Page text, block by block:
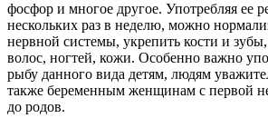
фосфор и многое другое. Употребляя ее
нескольких раз в неделю, можно
нервной системы, укрепить кости и
волос, ногтей, кожи. Особенно важно
рыбу данного вида детям, людям
также беременным женщинам с первой
до родов.